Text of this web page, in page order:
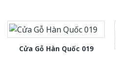
Cửa Gỗ Hàn Quốc 019